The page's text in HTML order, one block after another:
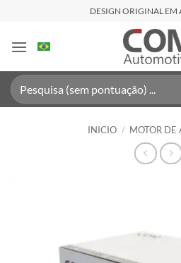
contenido
DESIGN ORIGINAL EM
Buscar
por:
INICIO / MOTOR DE